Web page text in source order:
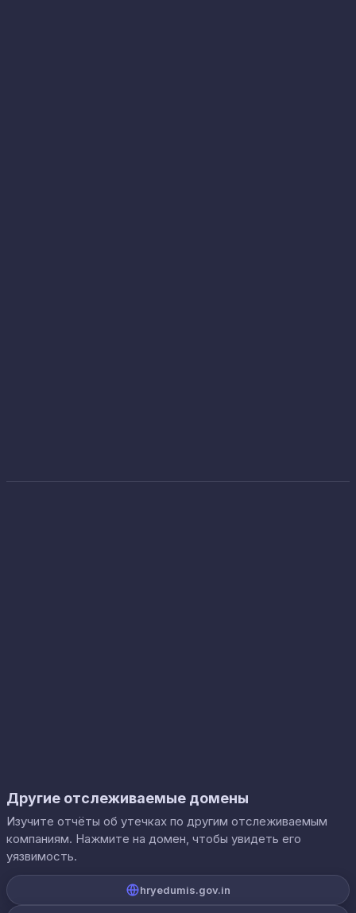
Другие отслеживаемые домены
Изучите отчёты об утечках по другим отслеживаемым
компаниям. Нажмите на домен, чтобы увидеть его
уязвимость.
hryedumis.gov.in